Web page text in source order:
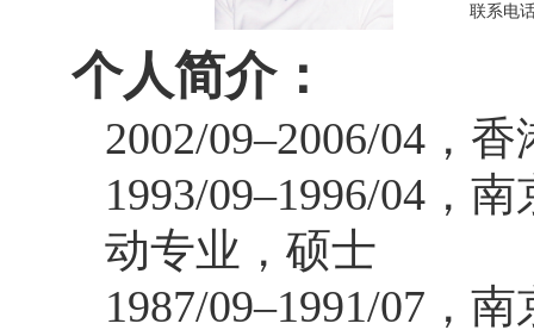
联系电
个人简介：
2002/09–2006/04，香
1993/09–1996/04，南
动专业，硕士
1987/09–1991/07 ，